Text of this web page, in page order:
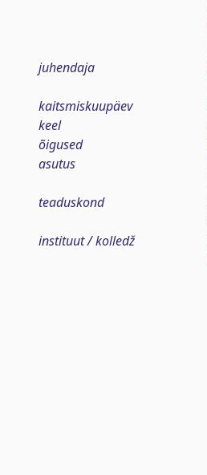
juhendaja
kaitsmiskuupäev
keel
õigused
asutus
teaduskond
instituut / kolledž